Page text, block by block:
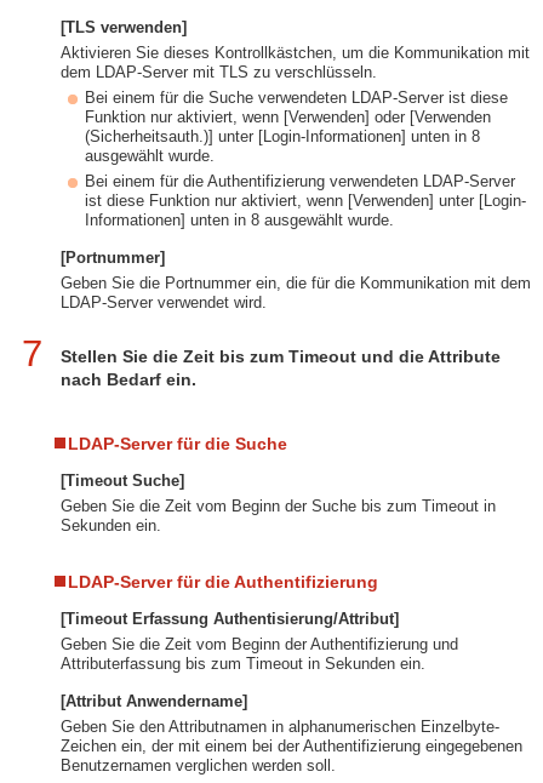
[TLS verwenden]
Aktivieren Sie dieses Kontrollkästchen, um die Kommunikation mit
dem LDAP-Server mit TLS zu verschlüsseln.
Bei einem für die Suche verwendeten LDAP-Server ist diese
Funktion nur aktiviert, wenn [Verwenden] oder [Verwenden
(Sicherheitsauth.)] unter [Login-Informationen] unten in 8
ausgewählt wurde.
Bei einem für die Authentifizierung verwendeten LDAP-Server
ist diese Funktion nur aktiviert, wenn [Verwenden] unter [Login-
Informationen] unten in 8 ausgewählt wurde.
[Portnummer]
Geben Sie die Portnummer ein, die für die Kommunikation mit dem
LDAP-Server verwendet wird.
7
Stellen Sie die Zeit bis zum Timeout und die Attribute
nach Bedarf ein.
LDAP-Server für die Suche
[Timeout Suche]
Geben Sie die Zeit vom Beginn der Suche bis zum Timeout in
Sekunden ein.
LDAP-Server für die Authentifizierung
[Timeout Erfassung Authentisierung/Attribut]
Geben Sie die Zeit vom Beginn der Authentifizierung und
Attributerfassung bis zum Timeout in Sekunden ein.
[Attribut Anwendername]
Geben Sie den Attributnamen in alphanumerischen Einzelbyte-
Zeichen ein, der mit einem bei der Authentifizierung eingegebenen
Benutzernamen verglichen werden soll.